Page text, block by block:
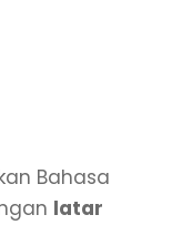
Bahasa
latar